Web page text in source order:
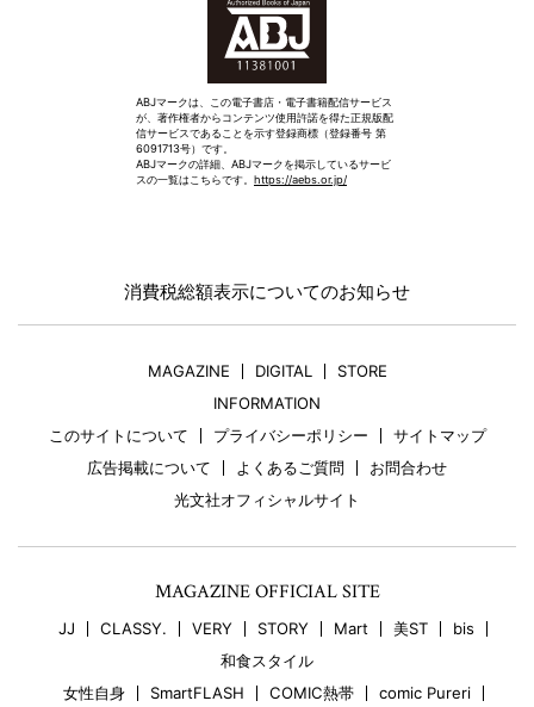
ABJマークは、この電子書店・電子書籍配信サービス
が、著作権者からコンテンツ使用許諾を得た正規版配
信サービスであることを示す登録商標（登録番号 第
6091713号）です。
ABJマークの詳細、ABJマークを掲示しているサービ
スの一覧はこちらです。 https://aebs.or.jp/
消費税総額表示についてのお知らせ
MAGAZINE DIGITAL
STORE
INFORMATION
このサイトについて
プライバシーポリシー
サイトマップ
広告掲載について
よくあるご質問
お問合わせ
光文社オフィシャルサイト
MAGAZINE OFFICIAL SITE
JJ CLASSY. VERY STORY Mart 美ST
bis
和食スタイル
女性自身
SmartFLASH COMIC熱帯 comic Pureri